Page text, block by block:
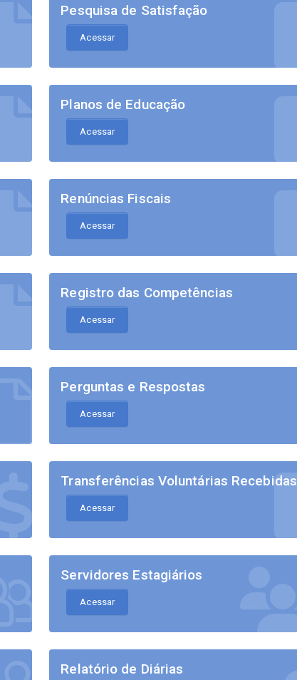
Pesquisa de Satisfação
Acessar
Planos de Educação
Acessar
Renúncias Fiscais
Acessar
Registro das Competências
Acessar
Perguntas e Respostas
Acessar
Transferências Voluntárias Recebidas
Acessar
Servidores Estagiários
Acessar
Relatório de Diárias